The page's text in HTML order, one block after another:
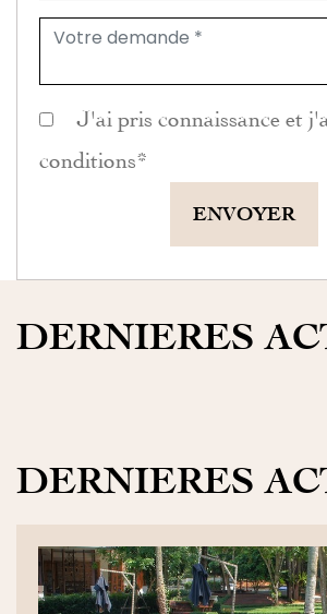
J'ai pris connaissance et
conditions *
ENVOYER
DERNIERES
DERNIERES